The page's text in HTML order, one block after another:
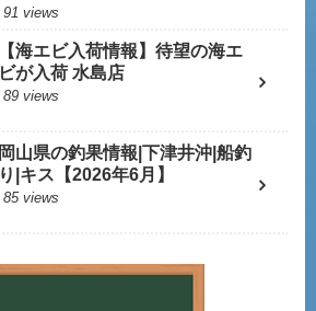
91 views
【海エビ入荷情報】待望の海エ
ビが入荷 水島店
89 views
岡山県の釣果情報|下津井沖|船釣
り|キス【2026年6月】
85 views